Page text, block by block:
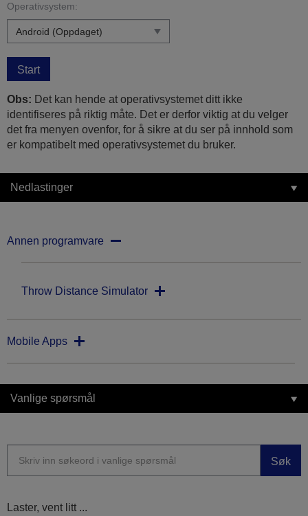
Operativsystem:
Start
Obs: Det kan hende at operativsystemet ditt ikke
identifiseres på riktig måte. Det er derfor viktig at du velger
det fra menyen ovenfor, for å sikre at du ser på innhold som
er kompatibelt med operativsystemet du bruker.
Nedlastinger
Annen programvare
Throw Distance Simulator
Mobile Apps
Vanlige spørsmål
Søk
Laster, vent litt ...